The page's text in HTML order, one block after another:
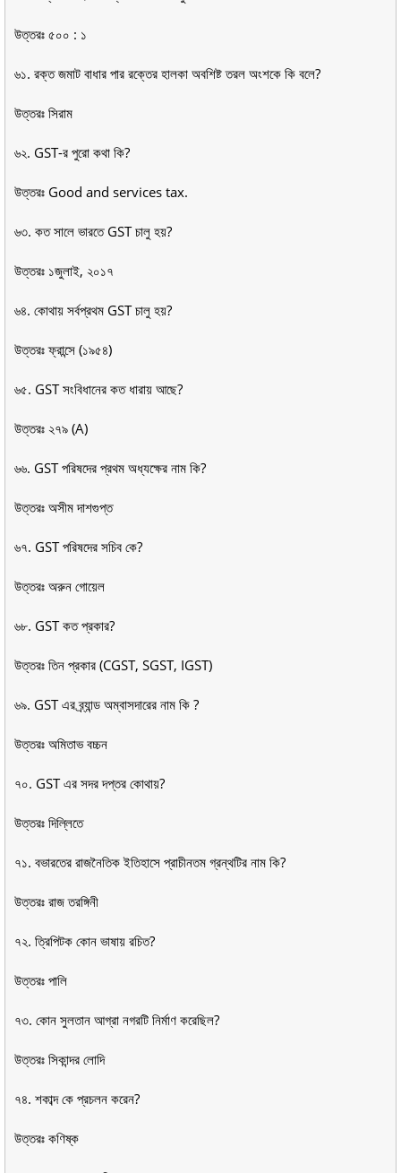
উত্তরঃ ৫০০ : ১
৬১. রক্ত জমাট বাধার পার রক্তের হালকা অবশিষ্ট তরল অংশকে কি বলে?
উত্তরঃ সিরাম
৬২. GST-র পুরো কথা কি?
উত্তরঃ Good and services tax.
৬৩. কত সালে ভারতে GST চালু হয়?
উত্তরঃ ১জুলাই, ২০১৭
৬৪. কোথায় সর্বপ্রথম GST চালু হয়?
উত্তরঃ ফ্রান্সে (১৯৫৪)
৬৫. GST সংবিধানের কত ধারায় আছে?
উত্তরঃ ২৭৯ (A)
৬৬. GST পরিষদের প্রথম অধ্যক্ষের নাম কি?
উত্তরঃ অসীম দাশগুপ্ত
৬৭. GST পরিষদের সচিব কে?
উত্তরঃ অরুন গোয়েল
৬৮. GST কত প্রকার?
উত্তরঃ তিন প্রকার (CGST, SGST, IGST)
৬৯. GST এর ব্র্যান্ড অম্বাসদারের নাম কি ?
উত্তরঃ অমিতাভ বচ্চন
৭০. GST এর সদর দপ্তর কোথায়?
উত্তরঃ দিল্লিতে
৭১. বভারতের রাজনৈতিক ইতিহাসে প্রাচীনতম গ্রন্থটির নাম কি?
উত্তরঃ রাজ তরঙ্গিনী
৭২. ত্রিপিটক কোন ভাষায় রচিত?
উত্তরঃ পালি
৭৩. কোন সুলতান আগ্রা নগরটি নির্মাণ করেছিল?
উত্তরঃ সিকান্দর লোদি
৭৪. শকাব্দ কে প্রচলন করেন?
উত্তরঃ কণিষ্ক